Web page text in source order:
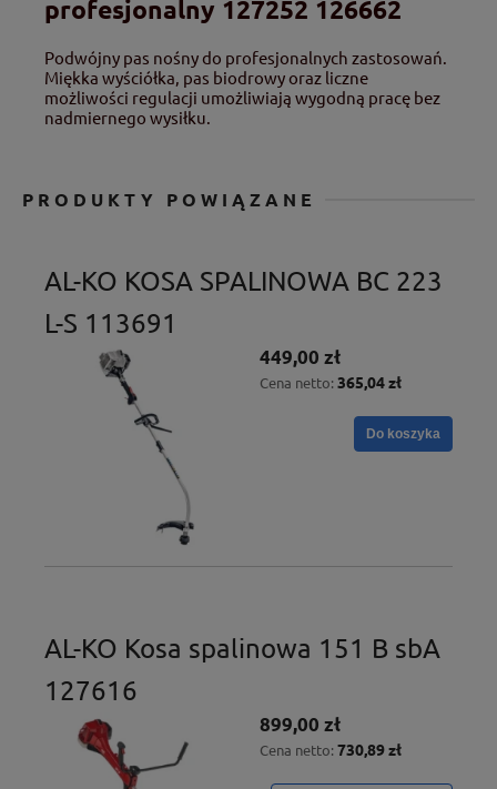
profesjonalny 127252 126662
Podwójny pas nośny do profesjonalnych zastosowań.
Miękka wyściółka, pas biodrowy oraz liczne
możliwości regulacji umożliwiają wygodną pracę bez
nadmiernego wysiłku.
PRODUKTY POWIĄZANE
AL-KO KOSA SPALINOWA BC 223
L-S 113691
449,00 zł
Cena netto: 365,04 zł
Do koszyka
AL-KO Kosa spalinowa 151 B sbA
127616
899,00 zł
Cena netto: 730,89 zł